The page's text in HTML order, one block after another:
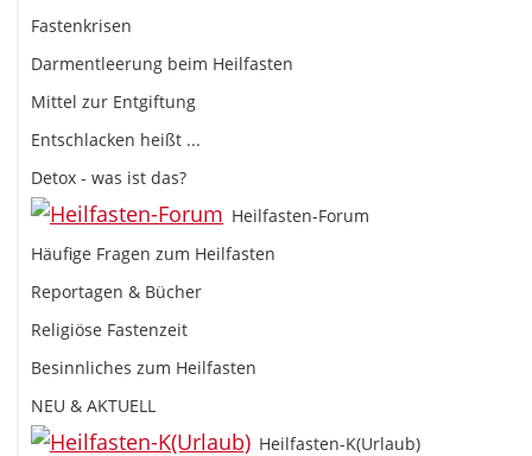
Fastenkrisen
Darmentleerung beim Heilfasten
Mittel zur Entgiftung
Entschlacken heißt ...
Detox - was ist das?
Heilfasten-Forum
Häufige Fragen zum Heilfasten
Reportagen & Bücher
Religiöse Fastenzeit
Besinnliches zum Heilfasten
NEU & AKTUELL
Heilfasten-K(Urlaub)